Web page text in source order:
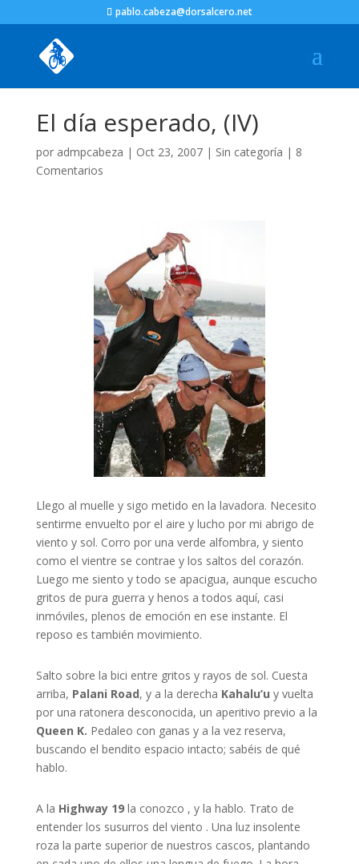
pablo.cabeza@dorsalcero.net
El día esperado, (IV)
por admpcabeza | Oct 23, 2007| Sin categoría | 8
Comentarios
Llego al muelle y sigo metido en la lavadora. Necesito
sentirme envuelto por el aire y lucho por mi abrigo de
viento y sol. Corro por una verde alfombra, y siento
como el vientre se contrae y los saltos del corazón.
Luego me siento y todo se apacigua, aunque escucho
gritos de pura guerra y henos a todos aquí, casi
inmóviles, plenos de emoción en ese instante. El
reposo es también movimiento.
Salto sobre la bici entre gritos y rayos de sol. Cuesta
arriba, Palani Road, y a la derecha Kahalu’u y vuelta
por una ratonera desconocida, un aperitivo previo a la
Queen K. Pedaleo con ganas y a la vez reserva,
buscando el bendito espacio intacto; sabéis de qué
hablo.
A la Highway 19la conozco , y la hablo. Trato de
entender los susurros del viento . Una luz insolente
roza la parte superior de nuestros cascos, plantando